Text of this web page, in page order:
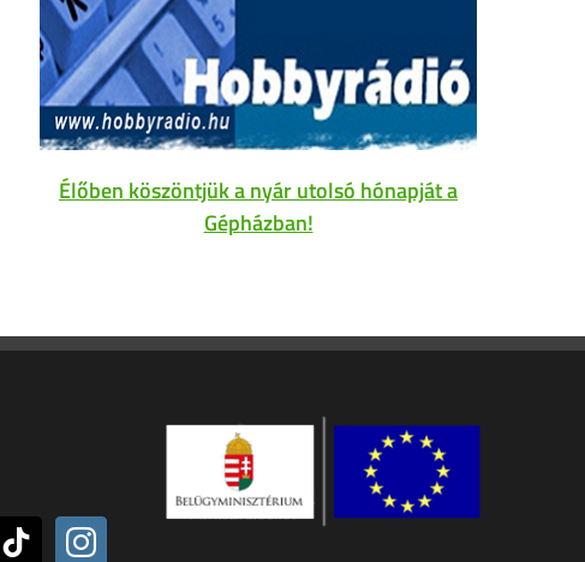
Élőben köszöntjük a nyár utolsó hónapját a
Gépházban!